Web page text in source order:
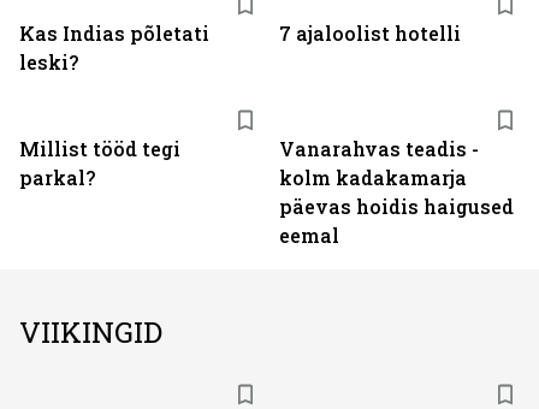
Kas Indias põletati
leski?
7 ajaloolist hotelli
Millist tööd tegi
parkal?
Vanarahvas teadis -
kolm kadakamarja
päevas hoidis haigused
eemal
VIIKINGID